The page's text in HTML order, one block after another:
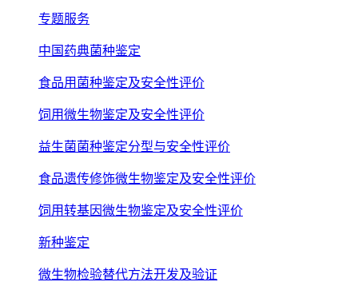
专题服务
中国药典菌种鉴定
食品用菌种鉴定及安全性评价
饲用微生物鉴定及安全性评价
益生菌菌种鉴定分型与安全性评价
食品遗传修饰微生物鉴定及安全性评价
饲用转基因微生物鉴定及安全性评价
新种鉴定
微生物检验替代方法开发及验证